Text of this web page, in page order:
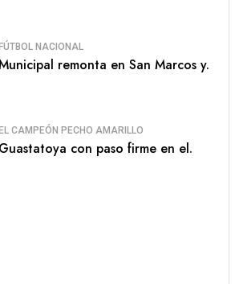
NACIONAL
remonta en San Marcos y.
CAMPEÓN PECHO AMARILLO
Guastatoya con paso firme en el.